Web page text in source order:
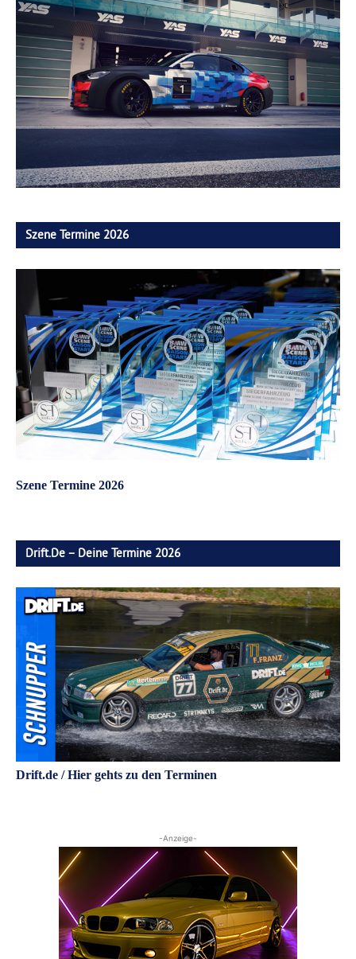
Szene Termine 2026
Szene Termine 2026
Drift.de – Deine Termine 2026
Drift.de / Hier gehts zu den Terminen
-Anzeige-